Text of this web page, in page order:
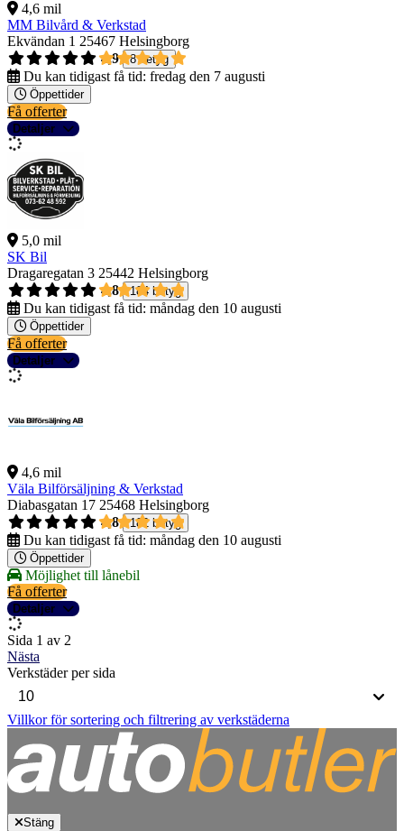
4,6 mil
MM Bilvård & Verkstad
Ekvändan 1 25467 Helsingborg
4,9
8 betyg
Du kan tidigast få tid: fredag den 7 augusti
Öppettider
Få offerter
Detaljer
5,0 mil
SK Bil
Dragaregatan 3 25442 Helsingborg
4,8
184 betyg
Du kan tidigast få tid: måndag den 10 augusti
Öppettider
Få offerter
Detaljer
4,6 mil
Väla Bilförsäljning & Verkstad
Diabasgatan 17 25468 Helsingborg
4,8
182 betyg
Du kan tidigast få tid: måndag den 10 augusti
Öppettider
Möjlighet till lånebil
Få offerter
Detaljer
Sida 1 av 2
Nästa
Verkstäder per sida
Villkor för sortering och filtrering av verkstäderna
Stäng